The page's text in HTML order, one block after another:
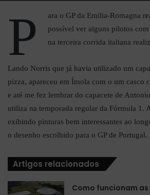
P
ara o GP da Emilia-Romagna
possível ver alguns pilotos com
na terceira corrida italiana
Lando Norris que já havia utilizado um
pizza, apareceu em Ímola com o um casco
e até me fez lembrar do capacete de
utiliza na temporada regular da Fórmula 1.
exibindo pinturas bem interessantes ao
o desenho escolhido para o GP de Portugal.
Artigos relacionados
Como funcionam